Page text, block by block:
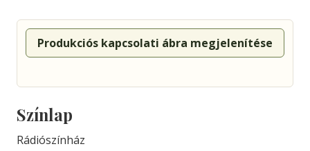
Produkciós kapcsolati ábra megjelenítése
Színlap
Rádiószínház